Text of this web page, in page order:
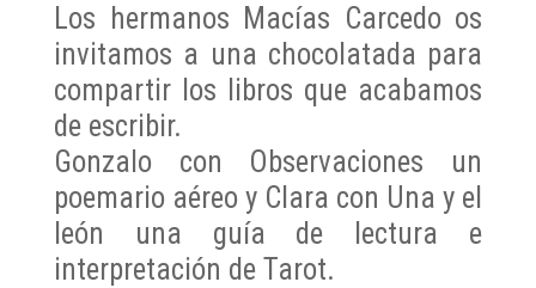
Los hermanos Macías Carcedo os
invitamos a una chocolatada para
compartir los libros que acabamos
de escribir.
Gonzalo con Observaciones un
poemario aéreo y Clara con Una y el
león una guía de lectura e
interpretación de Tarot.